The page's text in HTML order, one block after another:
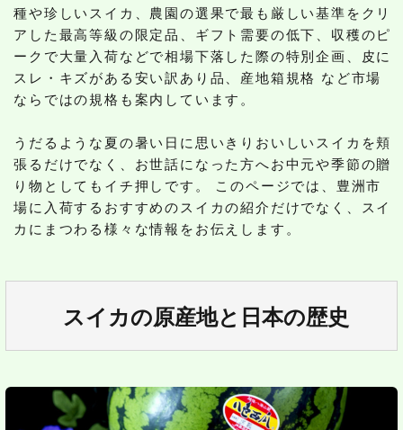
種や珍しいスイカ、農園の選果で最も厳しい基準をクリ
アした最高等級の限定品、ギフト需要の低下、収穫のピ
ークで大量入荷などで相場下落した際の特別企画、皮に
スレ・キズがある安い訳あり品、産地箱規格 など市場
ならではの規格も案内しています。
うだるような夏の暑い日に思いきりおいしいスイカを頬
張るだけでなく、お世話になった方へお中元や季節の贈
り物としてもイチ押しです。 このページでは、豊洲市
場に入荷するおすすめのスイカの紹介だけでなく、スイ
カにまつわる様々な情報をお伝えします。
スイカの原産地と日本の歴史